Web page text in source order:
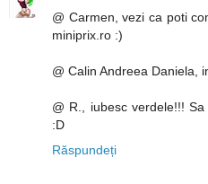
@ Carmen, vezi ca poti
miniprix.ro :)
@ Calin Andreea Daniela,
@ R., iubesc verdele!!!
:D
Răspundeți